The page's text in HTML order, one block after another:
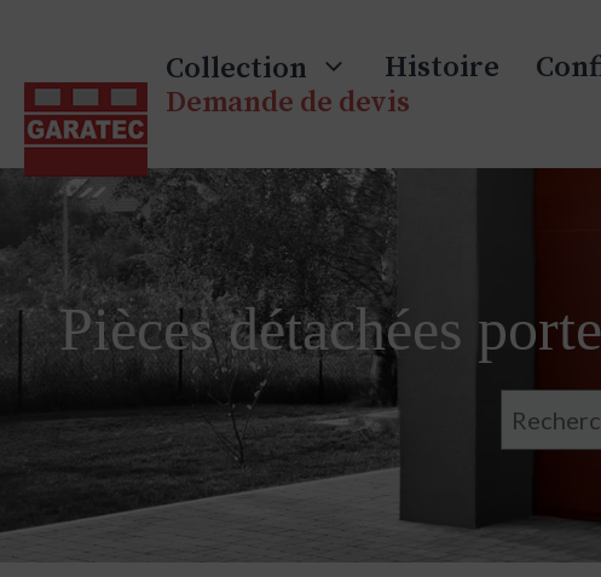
content
Collection Histoire
Demande de devis
Pièces détachées